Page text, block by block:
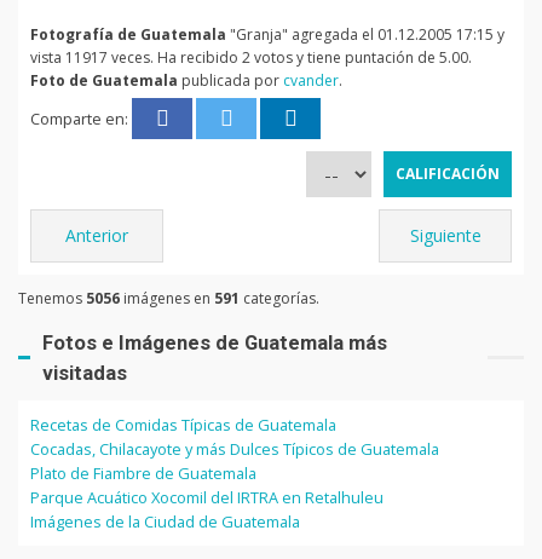
Fotografía de Guatemala "Granja" agregada el 01.12.2005 17:15 y
vista 11917 veces. Ha recibido 2 votos y tiene puntación de 5.00.
Foto de Guatemala publicada por cvander.
Comparte en:
Anterior Siguiente
Tenemos 5056 imágenes en 591 categorías.
Fotos e Imágenes de Guatemala más
visitadas
Recetas de Comidas Típicas de Guatemala
Cocadas, Chilacayote y más Dulces Típicos de Guatemala
Plato de Fiambre de Guatemala
Parque Acuático Xocomil del IRTRA en Retalhuleu
Imágenes de la Ciudad de Guatemala